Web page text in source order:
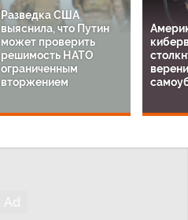
Разведка США
выяснила, что Путин
может проверить
решимость НАТО
ограниченным
вторжением